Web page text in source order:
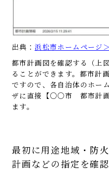
出典：浜松市ホームページ
都市計画図を確認する（上
ることができます。都市計
ですので、各自治体のホー
ザに直接【○○市 都市計画
ます。
最初に用途地域・防
計画などの指定を確